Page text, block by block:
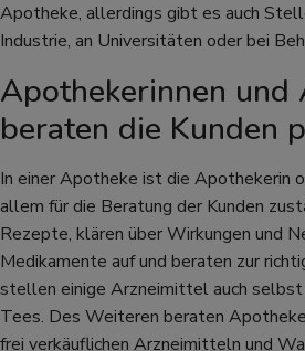
Apotheke, allerdings gibt es auch
Industrie, an Universitäten oder bei
Apothekerinnen und
beraten die Kunden
In einer Apotheke ist die Apothekerin
allem für die Beratung der Kunden
Rezepte, klären über Wirkungen und
Medikamente auf und beraten zur
stellen einige Arzneimittel auch
Tees. Des Weiteren beraten
frei verkäuflichen Arzneimitteln und